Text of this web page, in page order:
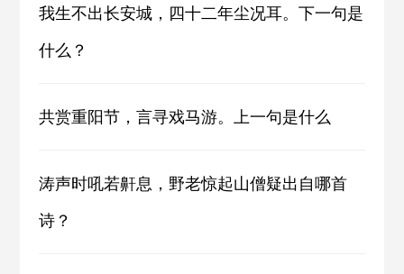
我生不出长安城，四十二年尘况耳。下一句是
什么？
共赏重阳节，言寻戏马游。上一句是什么
涛声时吼若鼾息，野老惊起山僧疑出自哪首
诗？